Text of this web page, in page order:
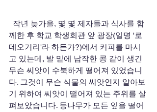
께한 후 학교 학생회관 앞 광장(일명 '로
데오거리'라 하든가?)에서 커피를 마시
고 있는데, 발 밑에 납작한 콩 같이 생긴
무슨 씨앗이 수북하게 떨어져 있었습니
다. 그것이 무슨 식물의 씨앗인지 알아보
기 위하여 씨앗이 떨어져 있는 주위를 살
펴보았습니다. 등나무가 모든 잎을 떨어